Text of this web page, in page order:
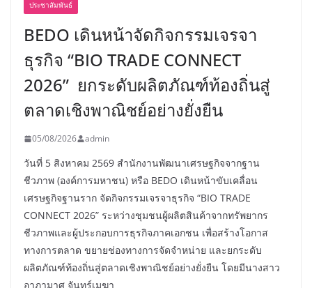
ประชาสัมพันธ์
BEDO เดินหน้าจัดกิจกรรมเจรจา
ธุรกิจ “BIO TRADE CONNECT
2026” ยกระดับผลิตภัณฑ์ท้องถิ่นสู่
ตลาดเชิงพาณิชย์อย่างยั่งยืน
05/08/2026 admin
วันที่ 5 สิงหาคม 2569 สำนักงานพัฒนาเศรษฐกิจจากฐาน
ชีวภาพ (องค์การมหาชน) หรือ BEDO เดินหน้าขับเคลื่อน
เศรษฐกิจฐานราก จัดกิจกรรมเจรจาธุรกิจ “BIO TRADE
CONNECT 2026” ระหว่างชุมชนผู้ผลิตสินค้าจากทรัพยากร
ชีวภาพและผู้ประกอบการธุรกิจภาคเอกชน เพื่อสร้างโอกาส
ทางการตลาด ขยายช่องทางการจัดจำหน่าย และยกระดับ
ผลิตภัณฑ์ท้องถิ่นสู่ตลาดเชิงพาณิชย์อย่างยั่งยืน โดยมีนางสาว
อาภามาศ จันทร์เมฆา